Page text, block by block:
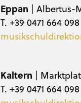
Eppan | Albertus-
T. +39 0471 664 098
Kaltern |
T. +39 0471 664 098